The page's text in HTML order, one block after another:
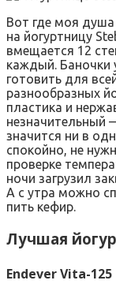
Вот где моя душа
на йогуртницу
вмещается 12
каждый.
готовить для
разнообразных
пластика и
незначительный
значится ни в
спокойно, не
проверке
ночи загрузил
А с утра можно
пить кефир.
Лучшая
Endever Vita-125